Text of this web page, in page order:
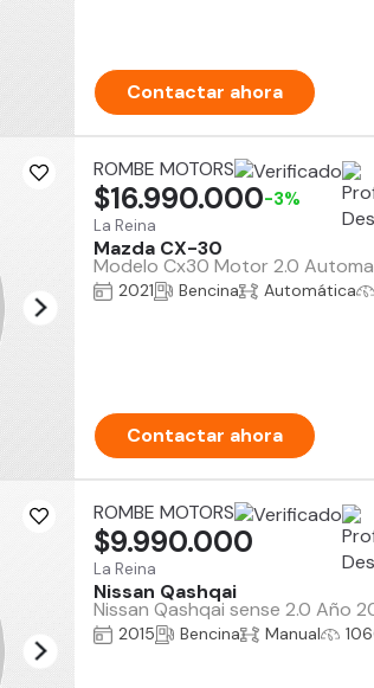
Contactar ahora
ROMBE MOTORS
La Reina
Mazda CX-30
Modelo Cx30 Motor 2.0
$16.990.000-3%
2021 Bencina Automática
Contactar ahora
ROMBE MOTORS
La Reina
Nissan Qashqai
Nissan Qashqai sense 2.0 Año
$9.990.000
2015 Bencina Manual